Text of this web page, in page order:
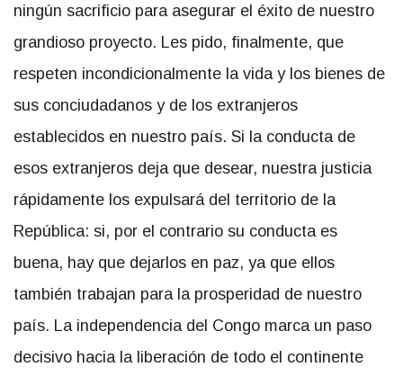
ningún sacrificio para asegurar el éxito de nuestro
grandioso proyecto. Les pido, finalmente, que
respeten incondicionalmente la vida y los bienes de
sus conciudadanos y de los extranjeros
establecidos en nuestro país. Si la conducta de
esos extranjeros deja que desear, nuestra justicia
rápidamente los expulsará del territorio de la
República: si, por el contrario su conducta es
buena, hay que dejarlos en paz, ya que ellos
también trabajan para la prosperidad de nuestro
país. La independencia del Congo marca un paso
decisivo hacia la liberación de todo el continente